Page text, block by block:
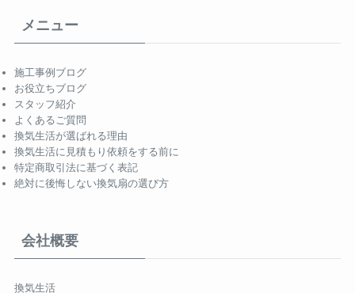
メニュー
施工事例ブログ
お役立ちブログ
スタッフ紹介
よくあるご質問
換気生活が選ばれる理由
換気生活に見積もり依頼をする前に
特定商取引法に基づく表記
絶対に後悔しない換気扇の選び方
会社概要
換気生活